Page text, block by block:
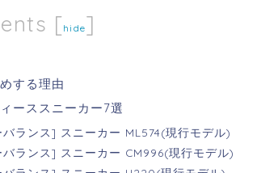
[ hide]
する理由
ーススニーカー7選
ランス] スニーカー ML574(現行モデル)
ランス] スニーカー CM996(現行モデル)